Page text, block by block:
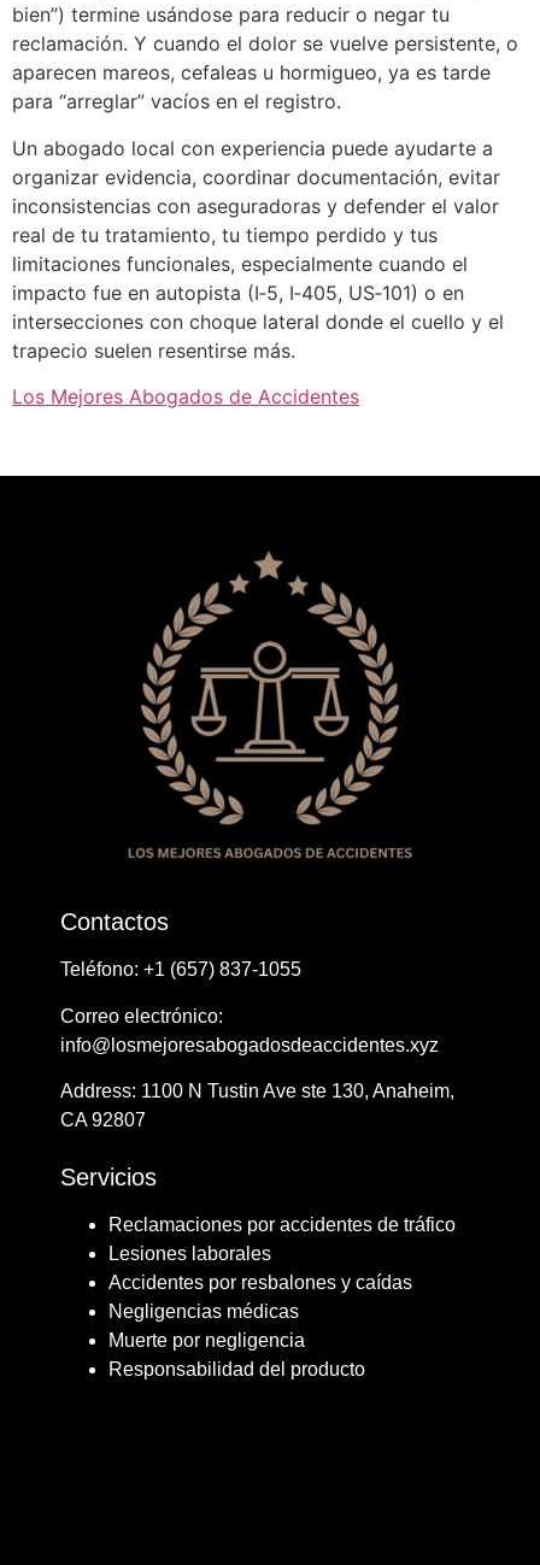
bien”) termine usándose para reducir o negar tu
reclamación. Y cuando el dolor se vuelve persistente, o
aparecen mareos, cefaleas u hormigueo, ya es tarde
para “arreglar” vacíos en el registro.
Un abogado local con experiencia puede ayudarte a
organizar evidencia, coordinar documentación, evitar
inconsistencias con aseguradoras y defender el valor
real de tu tratamiento, tu tiempo perdido y tus
limitaciones funcionales, especialmente cuando el
impacto fue en autopista (I‑5, I‑405, US‑101) o en
intersecciones con choque lateral donde el cuello y el
trapecio suelen resentirse más.
Los Mejores Abogados de Accidentes
Contactos
Teléfono: ​+1 ​​(657) 837-1055
Correo electrónico:
info@losmejoresabogadosdeaccidentes.xyz
Address: ​​1100 N Tustin Ave ste 130, Anaheim,
CA 92807
Servicios
Reclamaciones por accidentes de tráfico
Lesiones laborales
Accidentes por resbalones y caídas
Negligencias médicas
Muerte por negligencia
Responsabilidad del producto